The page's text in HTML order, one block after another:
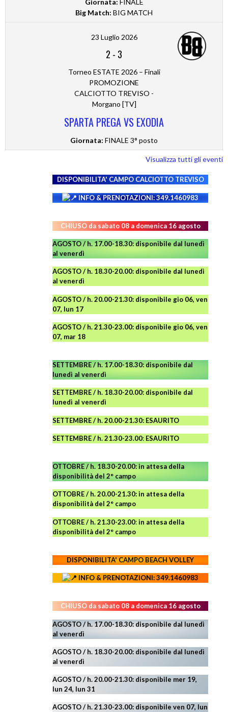
Giornata: FINALE
Big Match: BIG MATCH
23 Luglio 2026
2 - 3
Torneo ESTATE 2026 – Finali
PROMOZIONE
CALCIOTTO TREVISO -
Morgano [TV]
SPARTA PREGA VS EXODIA
Giornata: FINALE 3° posto
Visualizza tutti gli eventi
DISPONIBILITA' CAMPO CALCIOTTO TREVISO
INFO & PRENOTAZIONI: 349.1460983
CHIUSO da sabato 08 a domenica 16 agosto
AGOSTO / h. 17.00-18.30: disponibile dal lunedì
al venerdì
AGOSTO/ h. 18.30-20.00: disponibile dal lunedì
al venerdì
AGOSTO / h. 20.00-21.30: disponibile gio 06, ven
07, lun 17
AGOSTO/ h. 21.30-23.00: disponibile gio 06, ven
07, mar 18
SETTEMBRE / h. 17.00-18.30: disponibile dal
lunedì al venerdì
SETTEMBRE / h. 18.30-20.00: disponibile dal
lunedì al venerdì
SETTEMBRE / h. 20.00-21.30: ESAURITO
SETTEMBRE / h. 21.30-23.00: ESAURITO
OTTOBRE / h. 18.30-20.00:in attesa della
disponibilità del 2° campo
OTTOBRE / h. 20.00-21.30:in attesa della
disponibilità del 2° campo
OTTOBRE / h. 21.30-23.00:in attesa della
disponibilità del 2° campo
DISPONIBILITA' CAMPOBEACH VOLLEY
INFO & PRENOTAZIONI: 349.1460983
CHIUSO da sabato 08 a domenica 16 agosto
AGOSTO / h. 17.00-18.30: disponibile dal lunedì
al venerdì
AGOSTO/ h. 18.30-20.00: disponibile dal lunedì
al venerdì
AGOSTO / h. 20.00-21.30: disponibile mer 19,
lun 24, lun 31
AGOSTO/ h. 21.30-23.00: disponibile ven 07, lun